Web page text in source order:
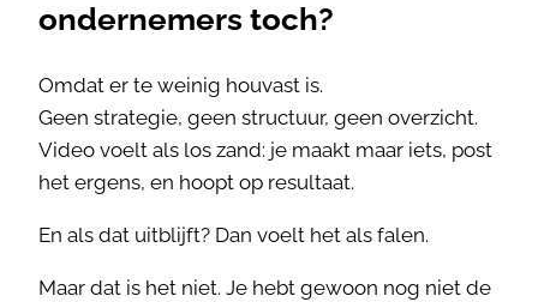
ondernemers toch?
Omdat er te weinig houvast is.
Geen strategie, geen structuur, geen overzicht.
Video voelt als los zand: je maakt maar iets, post
het ergens, en hoopt op resultaat.
En als dat uitblijft? Dan voelt het als falen.
Maar dat is het niet. Je hebt gewoon nog niet de